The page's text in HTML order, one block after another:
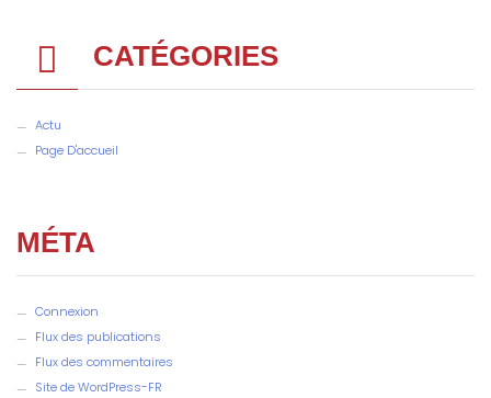
CATÉGORIES
Actu
Page D'accueil
MÉTA
Connexion
Flux des publications
Flux des commentaires
Site de WordPress-FR